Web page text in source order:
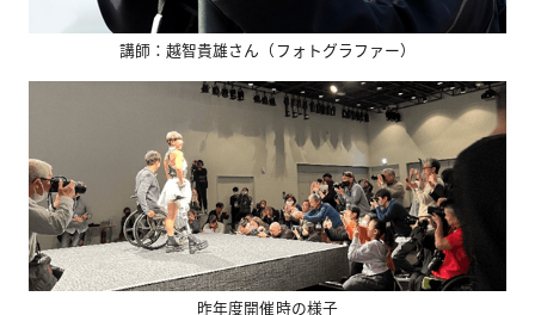
講師：越智貴雄さん（フォトグラファー）
昨年度開催時の様子